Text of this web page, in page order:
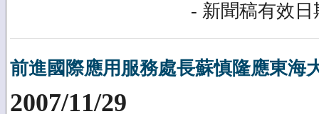
- 新聞稿有效日
前進國際應用服務處長蘇慎隆應東海
2007/11/29